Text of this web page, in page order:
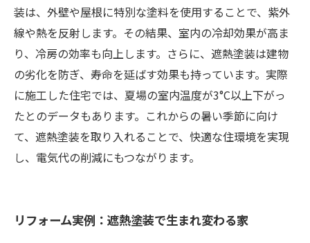
装は、外壁や屋根に特別な塗料を使用することで、紫外
線や熱を反射します。その結果、室内の冷却効果が高ま
り、冷房の効率も向上します。さらに、遮熱塗装は建物
の劣化を防ぎ、寿命を延ばす効果も持っています。実際
に施工した住宅では、夏場の室内温度が3°C以上下がっ
たとのデータもあります。これからの暑い季節に向け
て、遮熱塗装を取り入れることで、快適な住環境を実現
し、電気代の削減にもつながります。
リフォーム実例：遮熱塗装で生まれ変わる家